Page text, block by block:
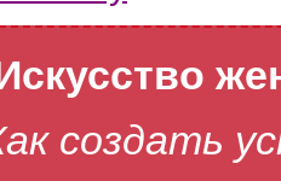
создать